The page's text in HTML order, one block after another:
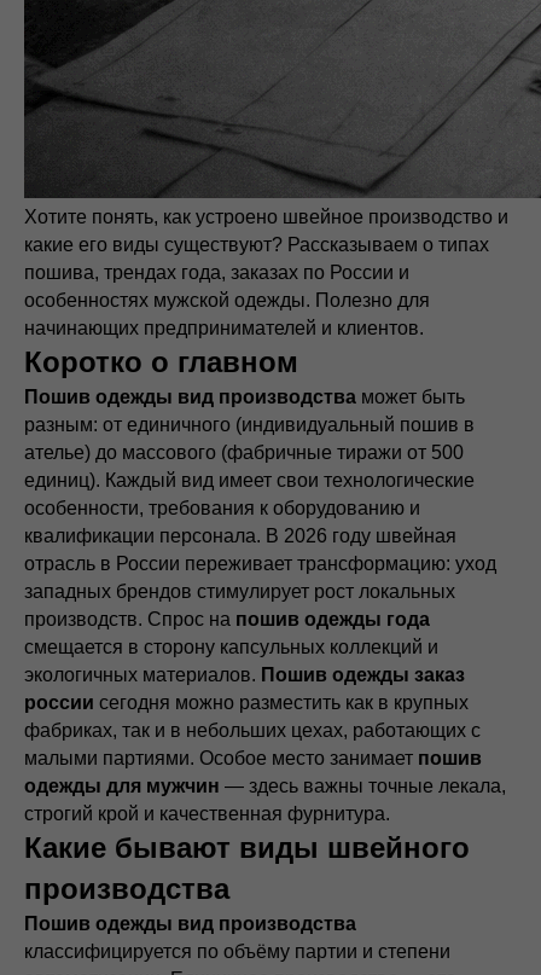
Хотите понять, как устроено швейное производство и
какие его виды существуют? Рассказываем о типах
пошива, трендах года, заказах по России и
особенностях мужской одежды. Полезно для
начинающих предпринимателей и клиентов.
Коротко о главном
Пошив одежды вид производства может быть
разным: от единичного (индивидуальный пошив в
ателье) до массового (фабричные тиражи от 500
единиц). Каждый вид имеет свои технологические
особенности, требования к оборудованию и
квалификации персонала. В 2026 году швейная
отрасль в России переживает трансформацию: уход
западных брендов стимулирует рост локальных
производств. Спрос на пошив одежды года
смещается в сторону капсульных коллекций и
экологичных материалов. Пошив одежды заказ
россии сегодня можно разместить как в крупных
фабриках, так и в небольших цехах, работающих с
малыми партиями. Особое место занимает пошив
одежды для мужчин — здесь важны точные лекала,
строгий крой и качественная фурнитура.
Какие бывают виды швейного
производства
Пошив одежды вид производства
классифицируется по объёму партии и степени